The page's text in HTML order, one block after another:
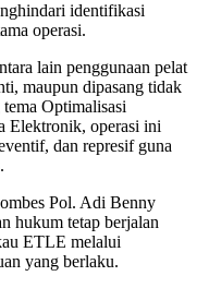
identifikasi
operasi.
lain penggunaan pelat
maupun dipasang tidak
Optimalisasi
Elektronik, operasi ini
dan represif guna
Pol. Adi Benny
hukum tetap berjalan
ETLE melalui
yang berlaku.